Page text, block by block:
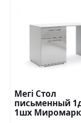
Мегі Стол
письменный
1шх Миромарк